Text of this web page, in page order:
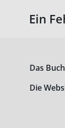
Ein
Das
Die